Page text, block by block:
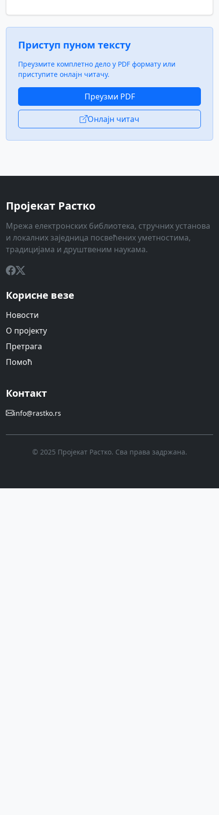
Приступ пуном тексту
Преузмите комплетно дело у PDF формату или
приступите онлајн читачу.
Преузми PDF
Онлајн читач
Пројекат Растко
Мрежа електронских библиотека, стручних установа
и локалних заједница посвећених уметностима,
традицијама и друштвеним наукама.
Корисне везе
Новости
О пројекту
Претрага
Помоћ
Контакт
info@rastko.rs
© 2025 Пројекат Растко. Сва права задржана.